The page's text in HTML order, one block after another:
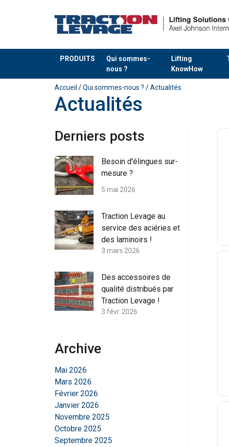
PRODUITS
Qui sommes-
nous ?
Lifting
KnowHow
Ajouté au panier
Accueil /Qui sommes-nous ? /Actualités
Actualités
Derniers posts
Besoin d'élingues sur-
mesure ?
5 mai 2026
Traction Levage au
service des aciéries et
des laminoirs !
3 mars 2026
Des accessoires de
qualité distribués par
Traction Levage !
3 févr. 2026
Archive
Mai 2026
Mars 2026
Février 2026
Janvier 2026
Novembre 2025
Octobre 2025
Septembre 2025